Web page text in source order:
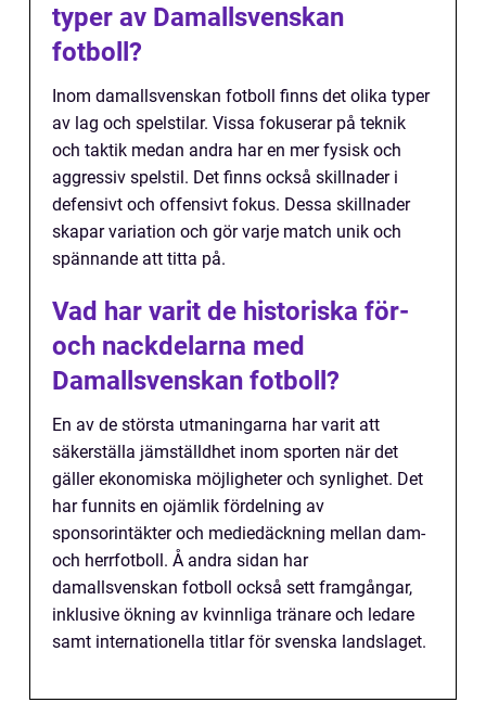
typer av Damallsvenskan
fotboll?
Inom damallsvenskan fotboll finns det olika typer
av lag och spelstilar. Vissa fokuserar på teknik
och taktik medan andra har en mer fysisk och
aggressiv spelstil. Det finns också skillnader i
defensivt och offensivt fokus. Dessa skillnader
skapar variation och gör varje match unik och
spännande att titta på.
Vad har varit de historiska för-
och nackdelarna med
Damallsvenskan fotboll?
En av de största utmaningarna har varit att
säkerställa jämställdhet inom sporten när det
gäller ekonomiska möjligheter och synlighet. Det
har funnits en ojämlik fördelning av
sponsorintäkter och mediedäckning mellan dam-
och herrfotboll. Å andra sidan har
damallsvenskan fotboll också sett framgångar,
inklusive ökning av kvinnliga tränare och ledare
samt internationella titlar för svenska landslaget.